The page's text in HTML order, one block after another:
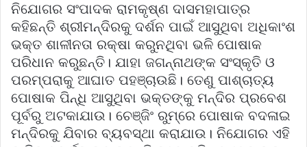
ନିଯୋଗର ସଂପାଦକ ରାମକୃଷ୍ଣ ଦାସମହାପାତ୍ର
କହିଛନ୍ତି ଶ୍ରୀମନ୍ଦିରକୁ ଦର୍ଶନ ପାଇଁ ଆସୁଥିବା ଅଧିକାଂଶ
ଭକ୍ତ ଶାଳୀନତା ରକ୍ଷା କରୁନଥିବା ଭଳି ପୋଷାକ
ପରିଧାନ କରୁଛନ୍ତି। ଯାହା ଜଗନ୍ନାଥଙ୍କ ସଂସ୍କୃତି ଓ
ପରମ୍ପରାକୁ ଆଘାତ ପହଞ୍ଚାଉଛି। ତେଣୁ ପାଶ୍ଚାତ୍ୟ
ପୋଷାକ ପିନ୍ଧି ଆସୁଥିବା ଭକ୍ତଙ୍କୁ ମନ୍ଦିର ପ୍ରବେଶ
ପୂର୍ବରୁ ଅଟକାଯାଉ। ଚେଞ୍ଜିଂ ରୁମ୍‌ରେ ପୋଷାକ ବଦଳାଇ
ମନ୍ଦିରକୁ ଯିବାର ବ୍ୟବସ୍ଥା କରାଯାଉ। ନିଯୋଗର ଏହି